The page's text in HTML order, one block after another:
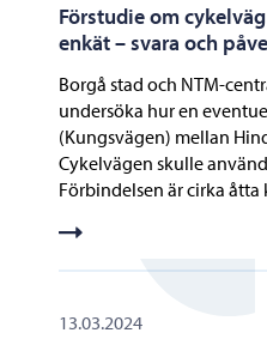
Förstudie om
enkät – svara och
Borgå stad och NTM-
undersöka hur en
(Kungsvägen) mellan
Cykelvägen skulle
Förbindelsen är cirka
13.03.2024